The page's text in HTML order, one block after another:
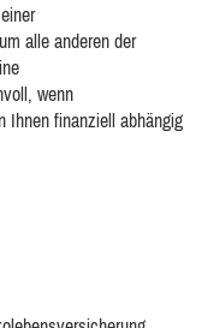
alle anderen der
wenn
Ihnen finanziell abhängig